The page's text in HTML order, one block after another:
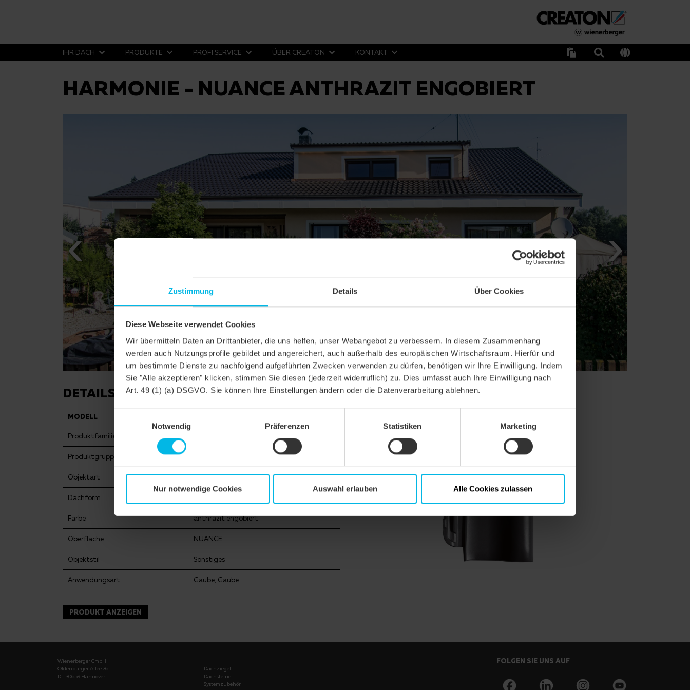
Zustimmung Details Über Cookies
Diese Webseite verwendet Cookies
Wir übermitteln Daten an Drittanbieter, die uns helfen, unser Webangebot zu verbessern. In diesem Zusammenhang
werden auch Nutzungsprofile gebildet und angereichert, auch außerhalb des europäischen Wirtschaftsraum. Hierfür und
um bestimmte Dienste zu nachfolgend aufgeführten Zwecken verwenden zu dürfen, benötigen wir Ihre Einwilligung. Indem
Sie "Alle akzeptieren" klicken, stimmen Sie diesen (jederzeit widerruflich) zu. Dies umfasst auch Ihre Einwilligung nach
Art. 49 (1) (a) DSGVO. Sie können Ihre Einstellungen ändern oder die Datenverarbeitung ablehnen.
Notwendig
Präferenzen Statistiken Marketing
Nur notwendige Cookies Auswahl erlauben Alle Cookies zulassen
IHR DACH PRODUKTE PROFI SERVICE ÜBER CREATON KONTAKT
HARMONIE - NUANCE ANTHRAZIT ENGOBIERT
DETAILS
MODELL
Produktfamilie
Produktgruppe
Objektart Einfamilienhaus
Dachform
Farbe anthrazit engobiert
Oberfläche NUANCE
Objektstil Sonstiges
Anwendungsart Gaube, Gaube
PRODUKT ANZEIGEN
Wienerberger GmbH
Oldenburger Allee 26
D - 30659 Hannover
Dachziegel
Dachsteine
Systemzubehör
FOLGEN SIE UNS AUF